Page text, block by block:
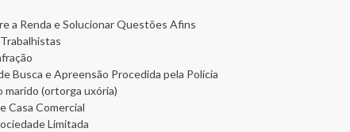
a Renda e Solucionar Questões Afins
Busca e Apreensão Procedida pela Polícia
marido (ortorga uxória)
Casa Comercial
Limitada